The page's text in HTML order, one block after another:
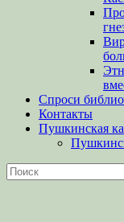
Спроси
Контакты
Пушкинская
Поиск
Найти: